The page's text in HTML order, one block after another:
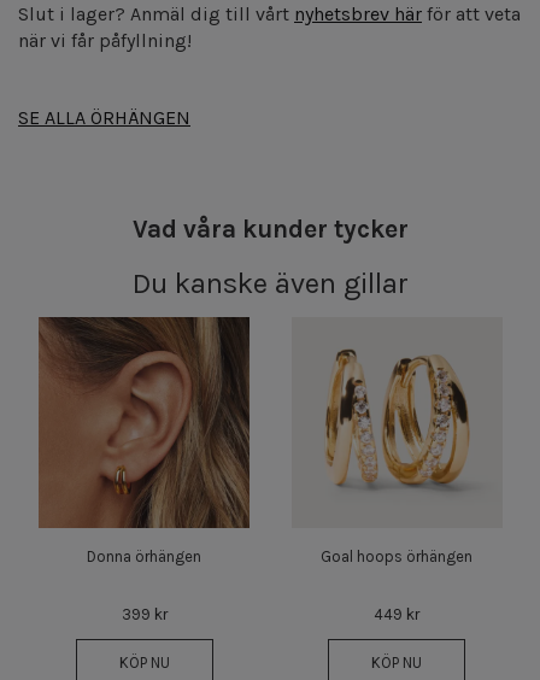
Slut i lager? Anmäl dig till vårt nyhetsbrev här för att veta
när vi får påfyllning!
SE ALLA ÖRHÄNGEN
Vad våra kunder tycker
Du kanske även gillar
Donna örhängen
399 kr
KÖP NU
Goal hoops örhängen
449 kr
KÖP NU